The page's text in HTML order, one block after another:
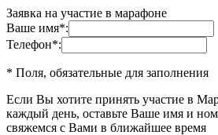
Заявка на участие в марафоне
Ваше имя*:
Телефон*:
* Поля, обязательные для заполнения
Если Вы хотите принять участие в
каждый день, оставьте Ваше имя и
свяжемся с Вами в ближайшее время